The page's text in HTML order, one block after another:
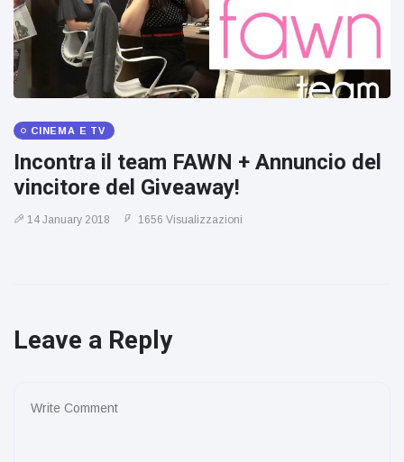
CINEMA E TV
Incontra il team FAWN + Annuncio del
vincitore del Giveaway!
14 January 2018 1656 Visualizzazioni
Leave a Reply